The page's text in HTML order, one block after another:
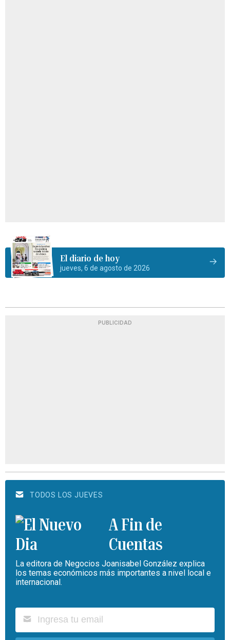
El diario de hoy
jueves, 6 de agosto de 2026
PUBLICIDAD
TODOS LOS JUEVES
A Fin de
Cuentas
La editora de Negocios Joanisabel González explica
los temas económicos más importantes a nivel local e
internacional.